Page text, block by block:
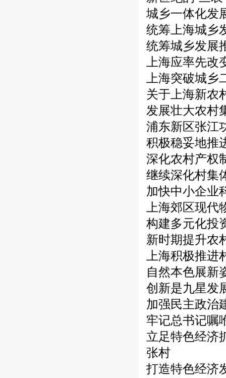
城乡一体化发
统筹上海城乡
统筹城乡发展
上海应率先
上海突破城
关于上海新农
发展壮大农村
浦东新区张江
积极稳妥地推
深化农村产
继续深化村集
加快中小企业
上海郊区现
构建多元化投
新时期提升农
上海积极推
自然本色展
创新是九星发
加强民主政治
牢记总书记嘱
立足特色经济
张村
打造特色经济